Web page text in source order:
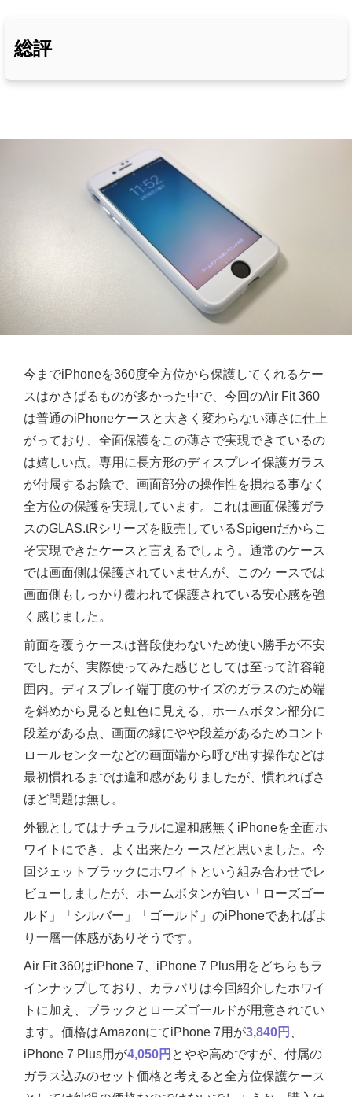
総評
今までiPhoneを360度全方位から保護してくれるケー
スはかさばるものが多かった中で、今回のAir Fit 360
は普通のiPhoneケースと大きく変わらない薄さに仕上
がっており、全面保護をこの薄さで実現できているの
は嬉しい点。専用に長方形のディスプレイ保護ガラス
が付属するお陰で、画面部分の操作性を損ねる事なく
全方位の保護を実現しています。これは画面保護ガラ
スのGLAS.tRシリーズを販売しているSpigenだからこ
そ実現できたケースと言えるでしょう。通常のケース
では画面側は保護されていませんが、このケースでは
画面側もしっかり覆われて保護されている安心感を強
く感じました。
前面を覆うケースは普段使わないため使い勝手が不安
でしたが、実際使ってみた感じとしては至って許容範
囲内。ディスプレイ端丁度のサイズのガラスのため端
を斜めから見ると虹色に見える、ホームボタン部分に
段差がある点、画面の縁にやや段差があるためコント
ロールセンターなどの画面端から呼び出す操作などは
最初慣れるまでは違和感がありましたが、慣れればさ
ほど問題は無し。
外観としてはナチュラルに違和感無くiPhoneを全面ホ
ワイトにでき、よく出来たケースだと思いました。今
回ジェットブラックにホワイトという組み合わせでレ
ビューしましたが、ホームボタンが白い「ローズゴー
ルド」「シルバー」「ゴールド」のiPhoneであればよ
り一層一体感がありそうです。
Air Fit 360はiPhone 7、iPhone 7 Plus用をどちらもラ
インナップしており、カラバリは今回紹介したホワイ
トに加え、ブラックとローズゴールドが用意されてい
ます。価格はAmazonにてiPhone 7用が3,840円
iPhone 7 Plus用が4,050円 とやや高めですが、付属の
ガラス込みのセット価格と考えると全方位保護ケース